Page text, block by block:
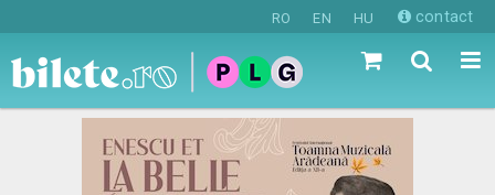
RO EN HU contact